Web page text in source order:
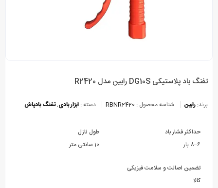
تفنگ باد پلاستیکی DG10S رابین مدل R2420
برند: رابین شناسه محصول : RBNR2420 دسته : ابزار بادی,تفنگ بادپاش
حداکثر فشار باد
6–8 بار
طول نازل
10 سانتی متر
تضمین اصالت و سلامت فیزیکی
کالا